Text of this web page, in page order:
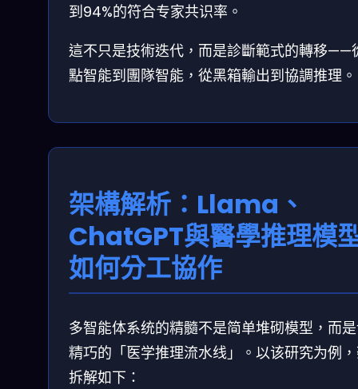
到94%的符合专家共识率。
這不只是技術迭代，而是診斷範式的轉移——
點智能到團隊智能，從黑箱輸出到協調推理。
架構解析：Llama、
ChatGPT與醫學推理模
如何分工協作
多智能体系统的精髓不是简单堆砌模型，而
精巧的「医学推理流水线」。以该研究为例
拆解如下：